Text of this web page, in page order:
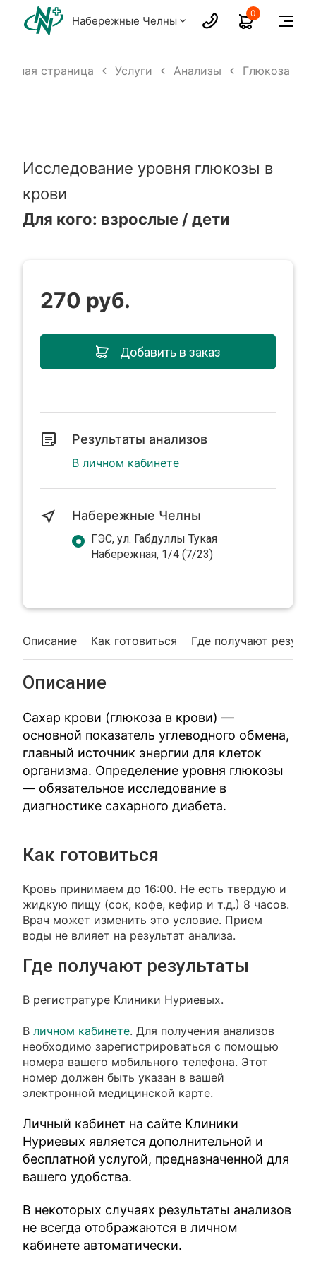
Набережные Челны
0
страница Услуги Анализы Глюкоза
Исследование уровня глюкозы в
крови
Для кого: взрослые / дети
Описание Как готовиться Где получают
Описание
Сахар крови (глюкоза в крови) —
основной показатель углеводного обмена,
главный источник энергии для клеток
организма. Определение уровня глюкозы
— обязательное исследование в
диагностике сахарного диабета.
Как готовиться
Кровь принимаем до 16:00. Не есть твердую и
жидкую пищу (сок, кофе, кефир и т.д.) 8 часов.
Врач может изменить это условие. Прием
воды не влияет на результат анализа.
Где получают результаты
В регистратуре Клиники Нуриевых.
Вличном кабинете. Для получения анализов
необходимо зарегистрироваться с помощью
номера вашего мобильного телефона. Этот
номер должен быть указан в вашей
электронной медицинской карте.
Личный кабинет на сайте Клиники
Нуриевых является дополнительной и
бесплатной услугой, предназначенной для
вашего удобства.
В некоторых случаях результаты анализов
не всегда отображаются в личном
кабинете автоматически.
270 руб.
Добавить в заказ
Результаты анализов
В личном кабинете
Набережные Челны
ГЭС, ул. Габдуллы Тукая
Набережная, 1/4 (7/23)